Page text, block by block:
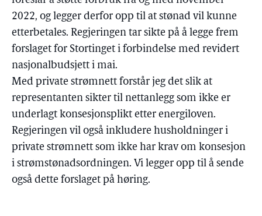
2022, og legger derfor opp til at stønad vil kunne
etterbetales. Regjeringen tar sikte på å legge frem
forslaget for Stortinget i forbindelse med revidert
nasjonalbudsjett i mai.
Med private strømnett forstår jeg det slik at
representanten sikter til nettanlegg som ikke er
underlagt konsesjonsplikt etter energiloven.
Regjeringen vil også inkludere husholdninger i
private strømnett som ikke har krav om konsesjon
i strømstønadsordningen. Vi legger opp til å sende
også dette forslaget på høring.